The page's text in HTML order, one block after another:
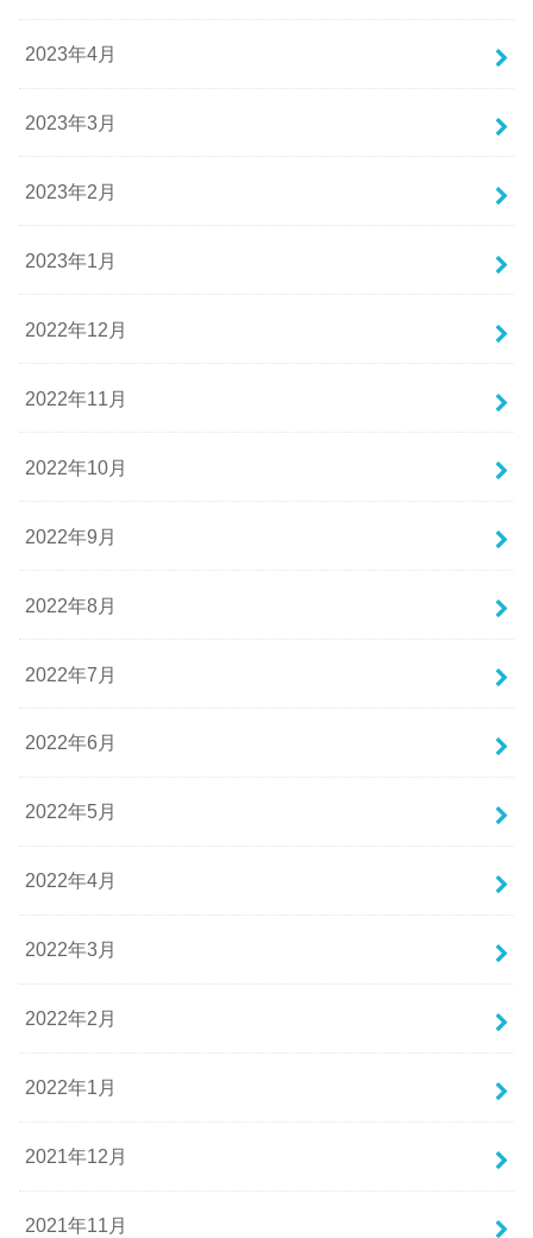
2023年4月
2023年3月
2023年2月
2023年1月
2022年12月
2022年11月
2022年10月
2022年9月
2022年8月
2022年7月
2022年6月
2022年5月
2022年4月
2022年3月
2022年2月
2022年1月
2021年12月
2021年11月